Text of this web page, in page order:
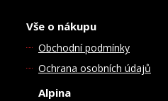
Vše o nákupu
Obchodní podmínky
Ochrana osobních údajů
Alpina